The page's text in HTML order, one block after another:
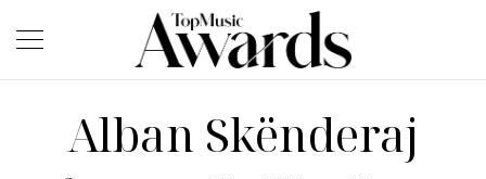
Alban Skënderaj